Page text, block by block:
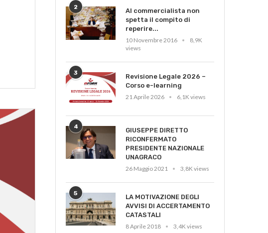
2
Al commercialista non
spetta il compito di
reperire...
10 Novembre 2016
8,9K
views
3
Revisione Legale 2026 –
Corso e-learning
21 Aprile 2026
6,1K views
4
GIUSEPPE DIRETTO
RICONFERMATO
PRESIDENTE NAZIONALE
UNAGRACO
26 Maggio 2021
3,8K views
5
LA MOTIVAZIONE DEGLI
AVVISI DI ACCERTAMENTO
CATASTALI
8 Aprile 2018
3,4K views